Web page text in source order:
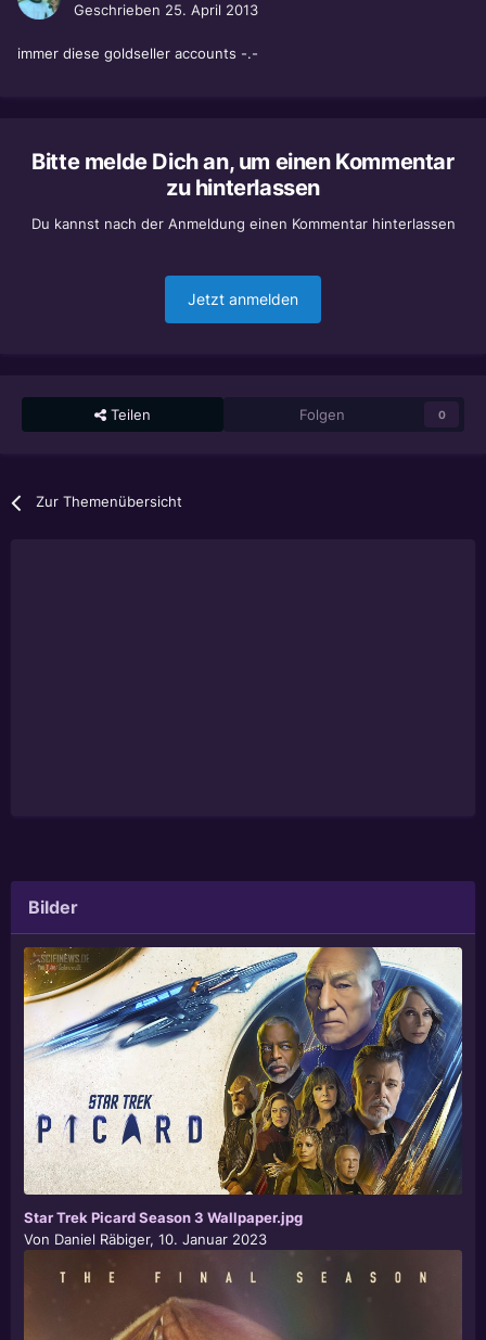
Geschrieben 25. April 2013
immer diese goldseller accounts -.-
Bitte melde Dich an, um einen Kommentar
zu hinterlassen
Du kannst nach der Anmeldung einen Kommentar hinterlassen
Jetzt anmelden
Teilen Folgen 0
Zur Themenübersicht
Bilder
Star Trek Picard Season 3 Wallpaper.jpg
Von Daniel Räbiger, 10. Januar 2023